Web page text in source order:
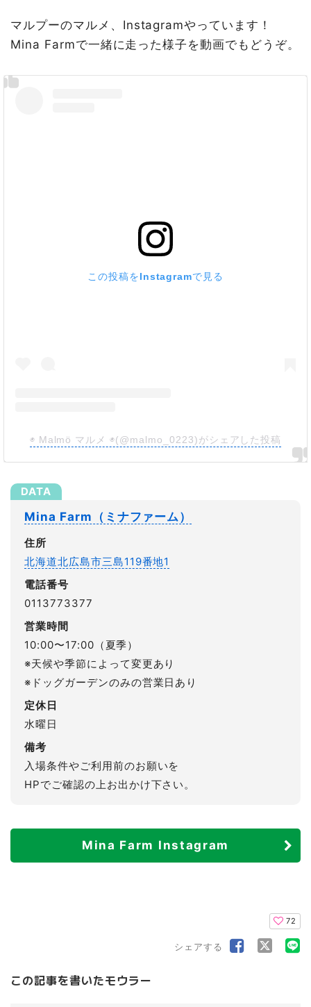
マルプーのマルメ、Instagramやっています！
Mina Farmで一緒に走った様子を動画でもどうぞ。
この投稿をInstagramで見る
◉ Malmö マルメ ◉(@malmo_0223)がシェアした投稿
Mina Farm（ミナファーム）
住所
北海道北広島市三島119番地1
電話番号
0113773377
営業時間
10:00〜17:00（夏季）
※天候や季節によって変更あり
※ドッグガーデンのみの営業日あり
定休日
水曜日
備考
入場条件やご利用前のお願いを
HPでご確認の上お出かけ下さい。
Mina Farm Instagram
72
シェアする
この記事を書いたモウラー